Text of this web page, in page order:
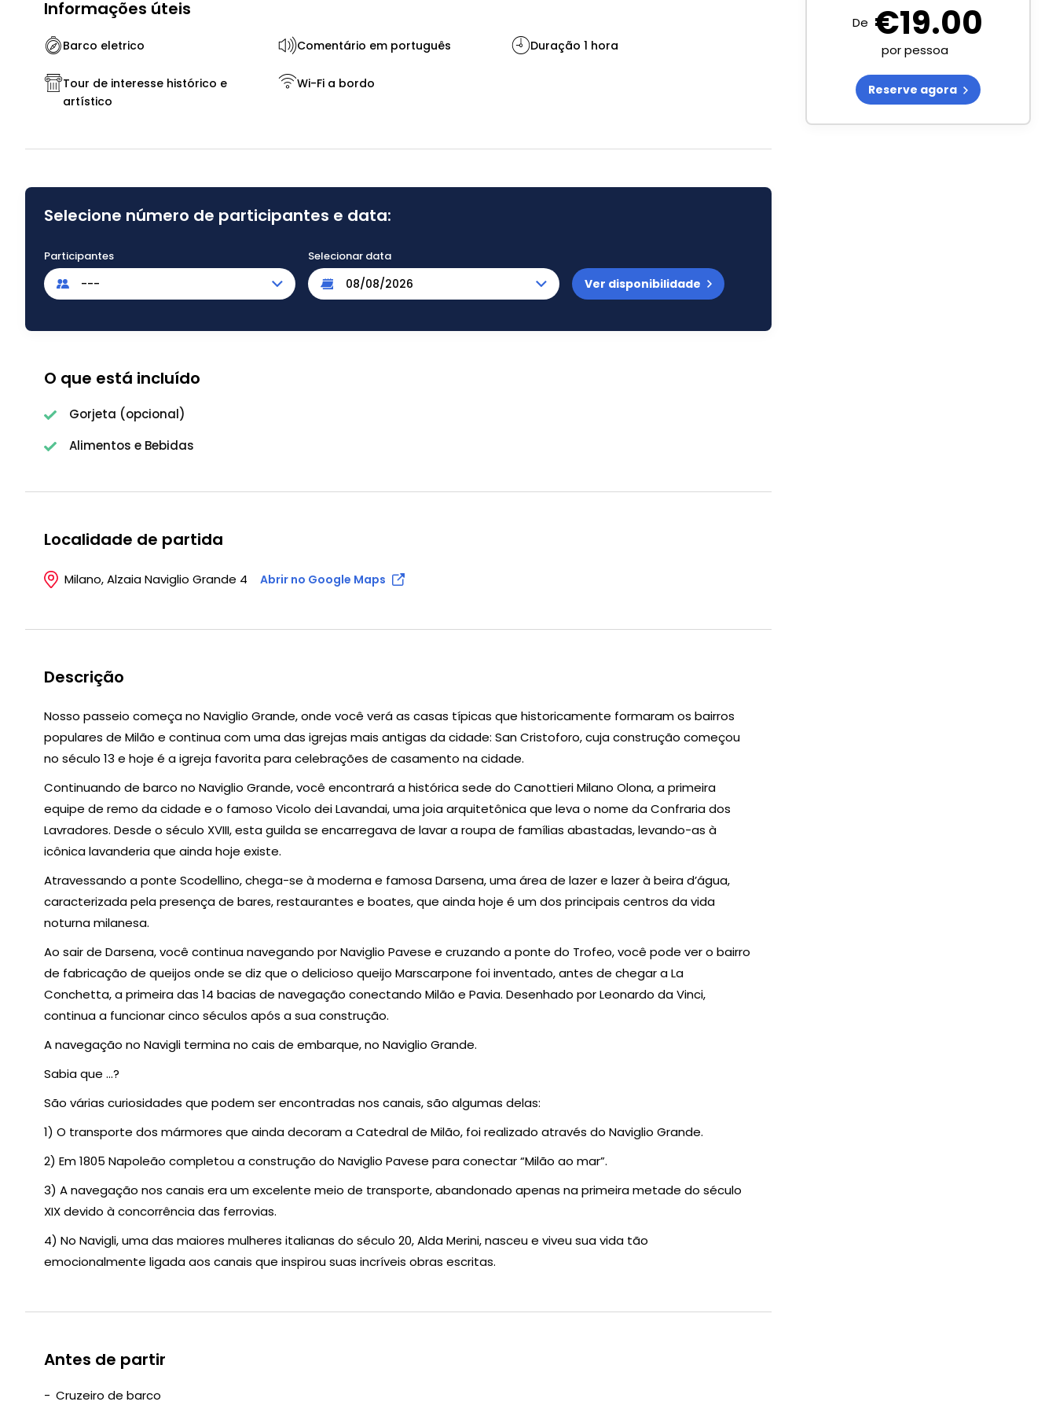
Informações úteis
Barco eletrico Comentário em português Duração 1 hora
Tour de interesse histórico e
artístico
Wi-Fi a bordo
Selecione número de participantes e data:
Participantes
---
Selecionar data
Ver disponibilidade
O que está incluído
Gorjeta (opcional)
Alimentos e Bebidas
Localidade de partida
Milano, Alzaia Naviglio Grande 4 Abrir no Google Maps
Descrição
Nosso passeio começa no Naviglio Grande, onde você verá as casas típicas que historicamente formaram os bairros
populares de Milão e continua com uma das igrejas mais antigas da cidade: San Cristoforo, cuja construção começou
no século 13 e hoje é a igreja favorita para celebrações de casamento na cidade.
Continuando de barco no Naviglio Grande, você encontrará a histórica sede do Canottieri Milano Olona, ​​a primeira
equipe de remo da cidade e o famoso Vicolo dei Lavandai, uma joia arquitetônica que leva o nome da Confraria dos
Lavradores. Desde o século XVIII, esta guilda se encarregava de lavar a roupa de famílias abastadas, levando-as à
icônica lavanderia que ainda hoje existe.
Atravessando a ponte Scodellino, chega-se à moderna e famosa Darsena, uma área de lazer e lazer à beira d’água,
caracterizada pela presença de bares, restaurantes e boates, que ainda hoje é um dos principais centros da vida
noturna milanesa.
Ao sair de Darsena, você continua navegando por Naviglio Pavese e cruzando a ponte do Trofeo, você pode ver o bairro
de fabricação de queijos onde se diz que o delicioso queijo Marscarpone foi inventado, antes de chegar a La
Conchetta, a primeira das 14 bacias de navegação conectando Milão e Pavia. Desenhado por Leonardo da Vinci,
continua a funcionar cinco séculos após a sua construção.
A navegação no Navigli termina no cais de embarque, no Naviglio Grande.
Sabia que …?
São várias curiosidades que podem ser encontradas nos canais, são algumas delas:
1) O transporte dos mármores que ainda decoram a Catedral de Milão, foi realizado através do Naviglio Grande.
2) Em 1805 Napoleão completou a construção do Naviglio Pavese para conectar “Milão ao mar”.
3) A navegação nos canais era um excelente meio de transporte, abandonado apenas na primeira metade do século
XIX devido à concorrência das ferrovias.
4) No Navigli, uma das maiores mulheres italianas do século 20, Alda Merini, nasceu e viveu sua vida tão
emocionalmente ligada aos canais que inspirou suas incríveis obras escritas.
Antes de partir
Cruzeiro de barco
De €19.00
por pessoa
Reserve agora